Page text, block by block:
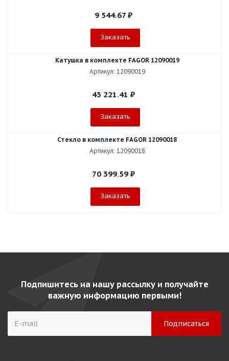
9 544.67₽
Заказать
Катушка в комплекте FAGOR 12090019
Артикул: 12090019
43 221.41 ₽
Заказать
Стекло в комплекте FAGOR 12090018
Артикул: 12090018
70 399.59₽
Заказать
Подпишитесь на нашу рассылку и получайте
важную информацию первыми!